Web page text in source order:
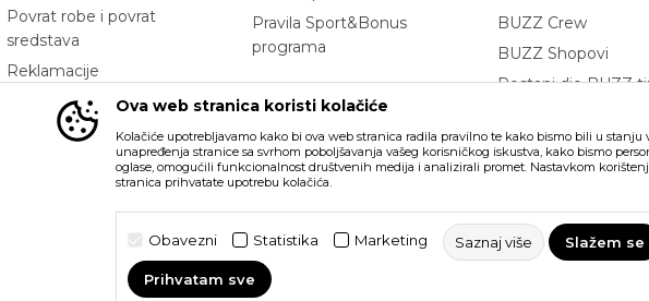
Povrat robe i povrat
sredstava
Reklamacije
Zamjena artikla
Pravila Sport&Bonus
programa
BUZZ Crew
BUZZ Shopovi
Postani dio BUZZ
da su dostupni u svakom trenutku. Raspoloživost robe
Ova web stranica koristi kolačiće
Kolačiće upotrebljavamo kako bi ova web stranica radila pravilno te kako bismo bili u stanju
unapređenja stranice sa svrhom poboljšavanja vašeg korisničkog iskustva, kako bismo
oglase, omogućili funkcionalnost društvenih medija i analizirali promet. Nastavkom
stranica prihvatate upotrebu kolačića.
Obavezni Statistika Marketing Saznaj više Slažem se
Prihvatam sve